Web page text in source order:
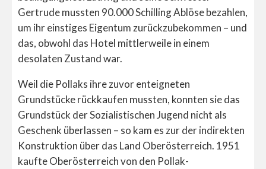
Gertrude mussten 90.000 Schilling Ablöse bezahlen,
um ihr einstiges Eigentum zurückzubekommen – und
das, obwohl das Hotel mittlerweile in einem
desolaten Zustand war.
Weil die Pollaks ihre zuvor enteigneten
Grundstücke rückkaufen mussten, konnten sie das
Grundstück der Sozialistischen Jugend nicht als
Geschenk überlassen – so kam es zur der indirekten
Konstruktion über das Land Oberösterreich. 1951
kaufte Oberösterreich von den Pollak-